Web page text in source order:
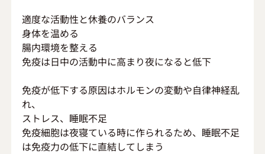
適度な活動性と休養のバランス
身体を温める
腸内環境を整える
免疫は日中の活動中に高まり夜になると低下
免疫が低下する原因はホルモンの変動や自律神経乱
れ、
ストレス、睡眠不足
免疫細胞は夜寝ている時に作られるため、睡眠不足
は免疫力の低下に直結してしまう